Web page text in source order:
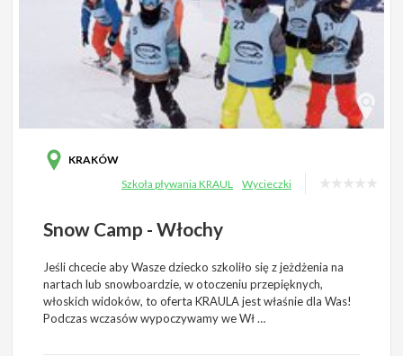
KRAKÓW
Szkoła pływania KRAUL
Wycieczki
Snow Camp - Włochy
Jeśli chcecie aby Wasze dziecko szkoliło się z jeżdżenia na
nartach lub snowboardzie, w otoczeniu przepięknych,
włoskich widoków, to oferta KRAULA jest właśnie dla Was!
Podczas wczasów wypoczywamy we Wł …